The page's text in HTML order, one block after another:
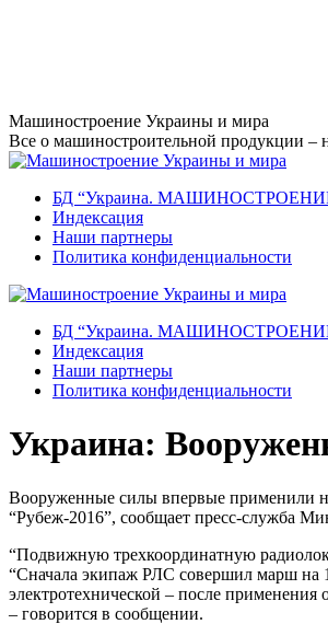
Перейти
к
содержанию
Машиностроение Украины и мира
Все о машиностроительной продукции –
БД “Украина.
Индекcация
Наши партнеры
Политика конфиденциальности
БД “Украина.
Индекcация
Наши партнеры
Политика конфиденциальности
Украина:
Вооруженные силы впервые применили
“Рубеж-2016”, сообщает пресс-служба
“Подвижную трехкоординатную
“Сначала экипаж РЛС совершил марш на
электротехнической – после
– говорится в сообщении.